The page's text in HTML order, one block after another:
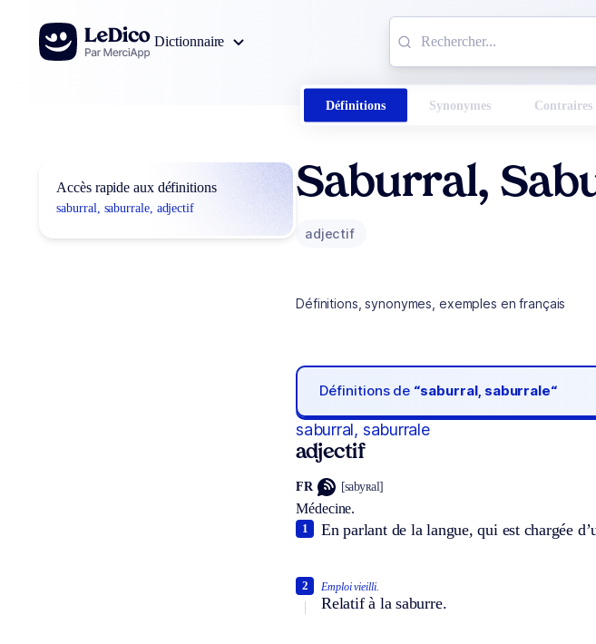
Aller au contenu
Dictionnaire
Définitions Synonymes Contraires
Accès rapide aux définitions
saburral, saburrale, adjectif
Saburral,
adjectif
Définitions, synonymes, exemples en français
Définitions de “saburral, saburrale“
saburral, saburrale
adjectif
FR [sabyʀal]
Médecine.
En parlant de la langue, qui est chargée
1
Emploi vieilli.
Relatif à la saburre.
2